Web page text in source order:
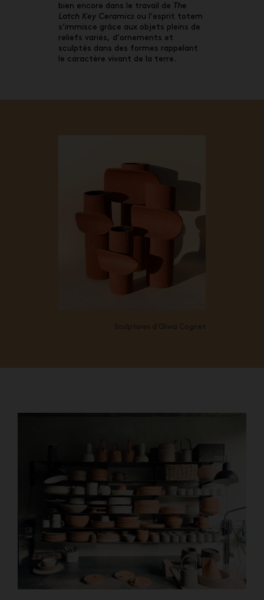
bien encore dans le travail de
The
Latch Key Ceramics ou l’esprit totem
s’immisce grâce aux objets pleins de
reliefs variés, d’ornements et
sculptés dans des formes rappelant
le caractère vivant de la terre.
Sculptures d’Olivia Cognet